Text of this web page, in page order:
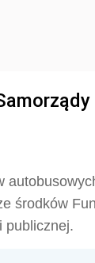
środków
publicznej.